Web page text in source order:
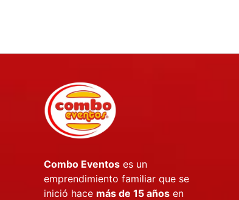
Combo Eventos es un
emprendimiento familiar que se
inició hace más de 15 años en